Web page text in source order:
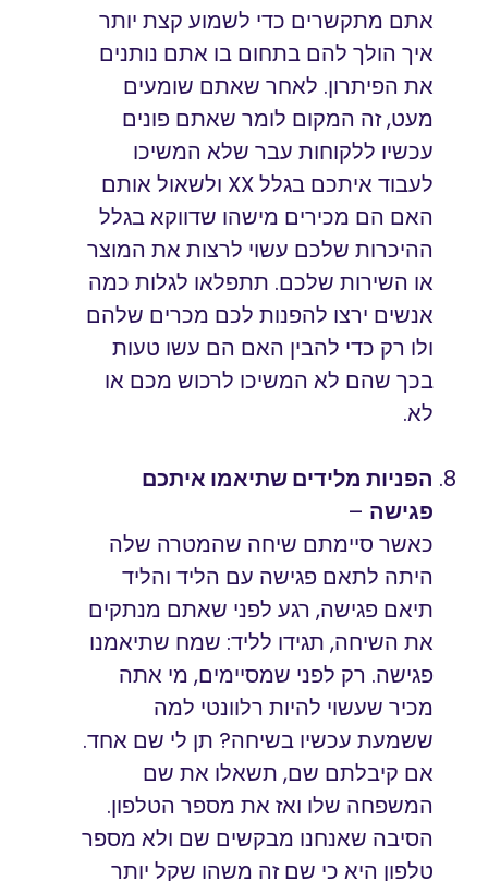
אתם מתקשרים כדי לשמוע קצת יותר
איך הולך להם בתחום בו אתם נותנים
את הפיתרון. לאחר שאתם שומעים
מעט, זה המקום לומר שאתם פונים
עכשיו ללקוחות עבר שלא המשיכו
לעבוד איתכם בגלל XX ולשאול אותם
האם הם מכירים מישהו שדווקא בגלל
ההיכרות שלכם עשוי לרצות את המוצר
או השירות שלכם. תתפלאו לגלות כמה
אנשים ירצו להפנות לכם מכרים שלהם
ולו רק כדי להבין האם הם עשו טעות
בכך שהם לא המשיכו לרכוש מכם או
לא.
הפניות מלידים שתיאמו איתכם
פגישה –
כאשר סיימתם שיחה שהמטרה שלה
היתה לתאם פגישה עם הליד והליד
תיאם פגישה, רגע לפני שאתם מנתקים
את השיחה, תגידו לליד: שמח שתיאמנו
פגישה. רק לפני שמסיימים, מי אתה
מכיר שעשוי להיות רלוונטי למה
ששמעת עכשיו בשיחה? תן לי שם אחד.
אם קיבלתם שם, תשאלו את שם
המשפחה שלו ואז את מספר הטלפון.
הסיבה שאנחנו מבקשים שם ולא מספר
טלפון היא כי שם זה משהו שקל יותר